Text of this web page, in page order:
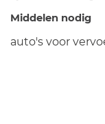
Middelen nodig
auto's voor